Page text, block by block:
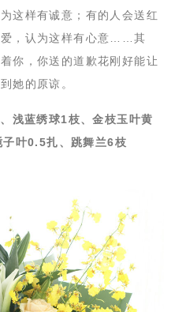
这样有诚意；有的人会送红
，认为这样有心意……其
你，你送的道歉花刚好能让
她的原谅。
浅蓝绣球1枝、金枝玉叶黄
叶0.5扎、跳舞兰6枝